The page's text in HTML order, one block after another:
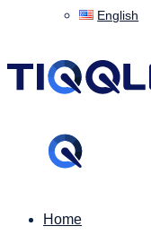
English
Home